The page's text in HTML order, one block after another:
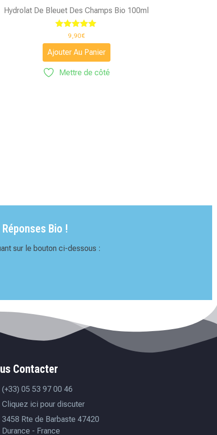
Hydrolat De Bleuet Des Champs Bio 100ml
Note
5.00
sur 5
9,90€
Ajouter Au Panier
Mettre de côté
Bio !
sur le bouton ci-dessous :
Contacter
(+33) 05 53 97 00 46
Cliquez ici pour discuter
3458 Rte de Barbaste 47420
Durance - France